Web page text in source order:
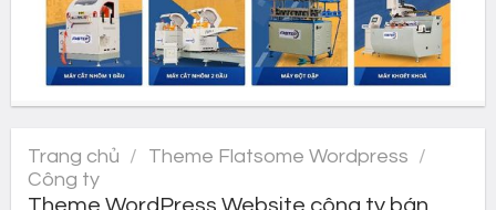
Trang chủ / Theme Flatsome Wordpress /
Công ty
Theme WordPress Website công ty bán